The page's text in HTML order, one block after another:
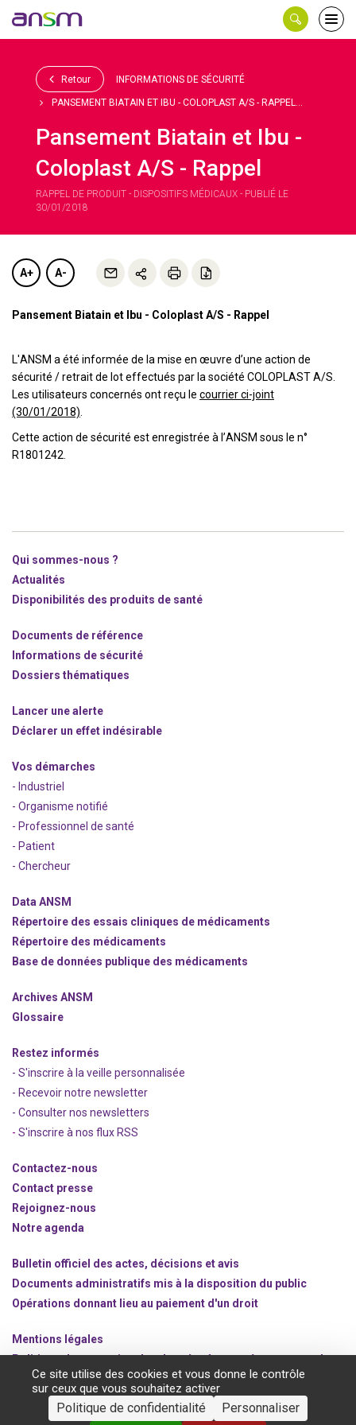
le
Retour INFORMATIONS DE SÉCURITÉ
PANSEMENT BIATAIN ET IBU - COLOPLAST A/S - RAPPEL...
Pansement Biatain et Ibu -
Coloplast A/S - Rappel
RAPPEL DE PRODUIT - DISPOSITIFS MÉDICAUX - PUBLIÉ LE
30/01/2018
A+ A-
Pansement Biatain et Ibu - Coloplast A/S - Rappel
L'ANSM a été informée de la mise en œuvre d’une action de
sécurité / retrait de lot effectués par la société COLOPLAST A/S.
Les utilisateurs concernés ont reçu le courrier ci-joint
(30/01/2018)
Cette action de sécurité est enregistrée à l’ANSM sous le n°
R1801242.
Qui sommes-nous ?
Actualités
Disponibilités des produits de santé
Documents de référence
Informations de sécurité
Dossiers thématiques
Lancer une alerte
Déclarer un effet indésirable
Vos démarches
- Industriel
- Organisme notifié
- Professionnel de santé
- Patient
- Chercheur
Data ANSM
Répertoire des essais cliniques de médicaments
Répertoire des médicaments
Base de données publique des médicaments
Archives ANSM
Glossaire
Restez informés
- S'inscrire à la veille personnalisée
- Recevoir notre newsletter
- Consulter nos newsletters
- S'inscrire à nos flux RSS
Contactez-nous
Contact presse
Rejoignez-nous
Notre agenda
Bulletin officiel des actes, décisions et avis
Documents administratifs mis à la disposition du public
Opérations donnant lieu au paiement d'un droit
Mentions légales
Politique de protection des données à caractère personnel
Gestion des cookies
Ce site utilise des cookies et vous donne le contrôle
sur ceux que vous souhaitez activer
Personnaliser
Politique de confidentialité